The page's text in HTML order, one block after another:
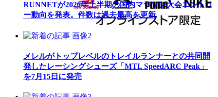
RUNNETが2026年上半期の国内マラソン大会エントリ
ー動向を発表。件数は過去最高を更新
メレルがトップレベルのトレイルランナーとの共同開
発したレーシングシューズ「MTL SpeedARC Peak」
を7月15日に発売